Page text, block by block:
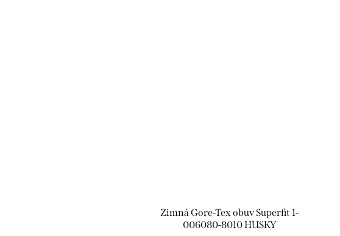
Zimná Gore-Tex obuv Superfit 1-
006080-8010 HUSKY